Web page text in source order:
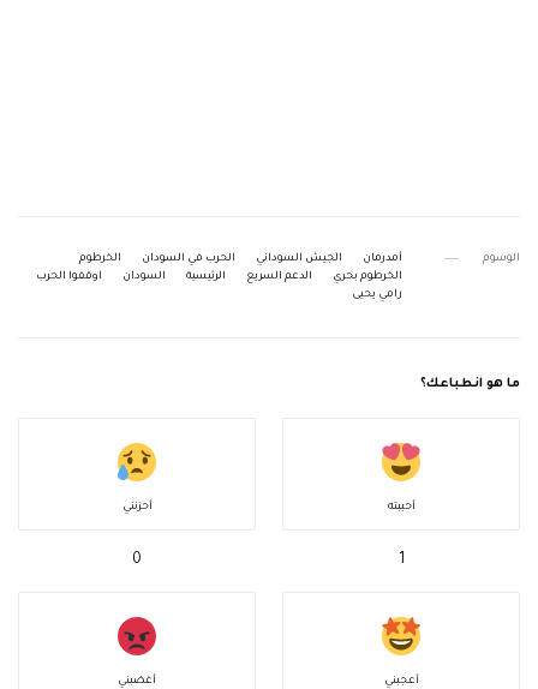
الوسوم أمدرمان الجيش السوداني الحرب في السودان
الخرطوم
الخرطوم بحري
الدعم السريع الرئيسية السودان
اوقفوا الحرب
رامي يحيى
ما هو انطباعك؟
أحببته
1
أحزنني
0
أعجبني أغضبني